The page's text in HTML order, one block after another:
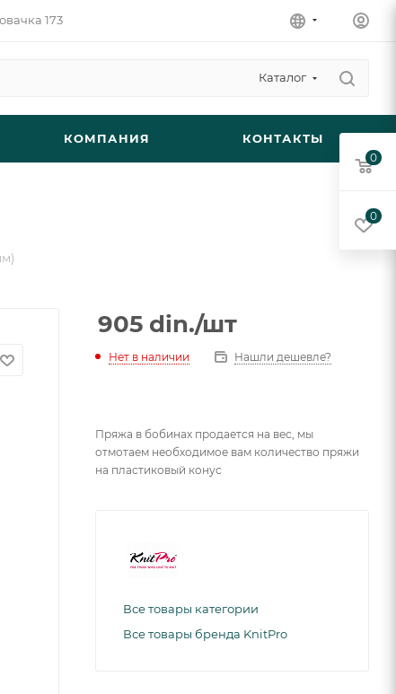
173
Каталог
КОМПАНИЯ КОНТАКТЫ
905 din./шт
Нет в наличии Нашли дешевле?
Пряжа в бобинах продается на вес, мы
отмотаем необходимое вам количество пряжи
на пластиковый конус
Все товары категории
Все товары бренда KnitPro
0
0